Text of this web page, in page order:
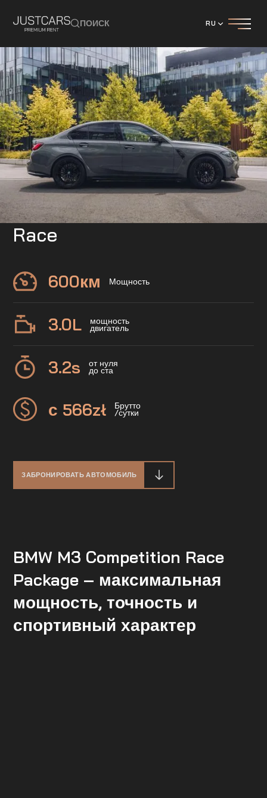
ПОИСК RU
BMW
M3 Competition Пакет
Race
600км Мощность
3.0L мощность
двигатель
3.2s от нуля
до ста
с 566zł Брутто
/сутки
ЗАБРОНИРОВАТЬ АВТОМОБИЛЬ
BMW M3 Competition Race
Package – максимальная
мощность, точность и
спортивный характер